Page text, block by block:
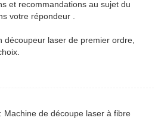
et recommandations au sujet du
votre répondeur .
découpeur laser de premier ordre,
Machine de découpe laser à fibre